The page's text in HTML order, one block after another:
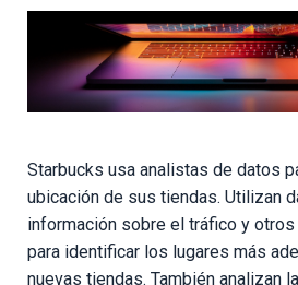
Starbucks usa analistas de datos
ubicación de sus tiendas. Utilizan
información sobre el tráfico y
para identificar los lugares más
nuevas tiendas. También analizan